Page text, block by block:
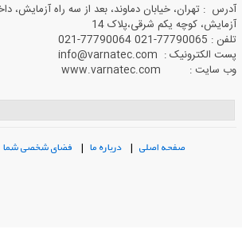
آدرس : تهران، خیابان دماوند، بعد از سه راه آزمایش،
آزمایش، کوچه یکم شرقی،پلاک 14
تلفن : 77790065-021 77790064-021
پست الکترونیک : info@varnatec.com
وب سایت : www.varnatec.com
صفحه اصلی| درباره ما| فضای شخصی شما